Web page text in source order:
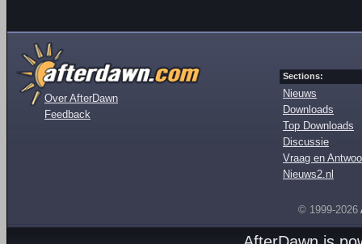
Over AfterDawn
Feedback
Sections:
Nieuws
Downloads
Top Downloads
Discussie
Vraag en
Nieuws2.nl
© 1999-2026